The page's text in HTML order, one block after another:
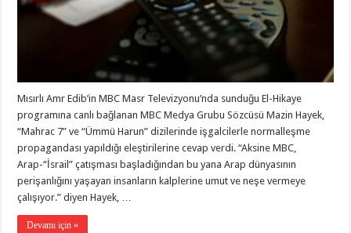
Mısırlı Amr Edib’in MBC Masr Televizyonu’nda sunduğu El-Hikaye
programına canlı bağlanan MBC Medya Grubu Sözcüsü Mazin Hayek,
“Mahrac 7” ve “Ümmü Harun” dizilerinde işgalcilerle normalleşme
propagandası yapıldığı eleştirilerine cevap verdi. “Aksine MBC,
Arap-“İsrail” çatışması başladığından bu yana Arap dünyasının
perişanlığını yaşayan insanların kalplerine umut ve neşe vermeye
çalışıyor.” diyen Hayek, …
Devamı için »